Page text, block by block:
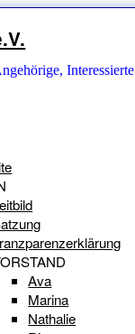
Interessierte
Ava
Marina
Nathalie